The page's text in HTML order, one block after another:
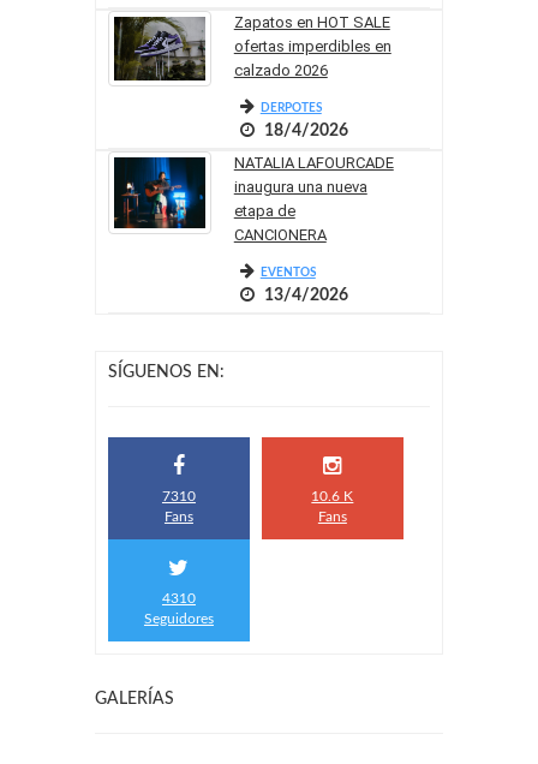
Zapatos en HOT SALE
ofertas imperdibles en
calzado 2026
DERPOTES
18/4/2026
NATALIA LAFOURCADE
inaugura una nueva
etapa de
CANCIONERA
EVENTOS
13/4/2026
SÍGUENOS EN:
7310
Fans
10.6 K
Fans
4310
Seguidores
GALERÍAS